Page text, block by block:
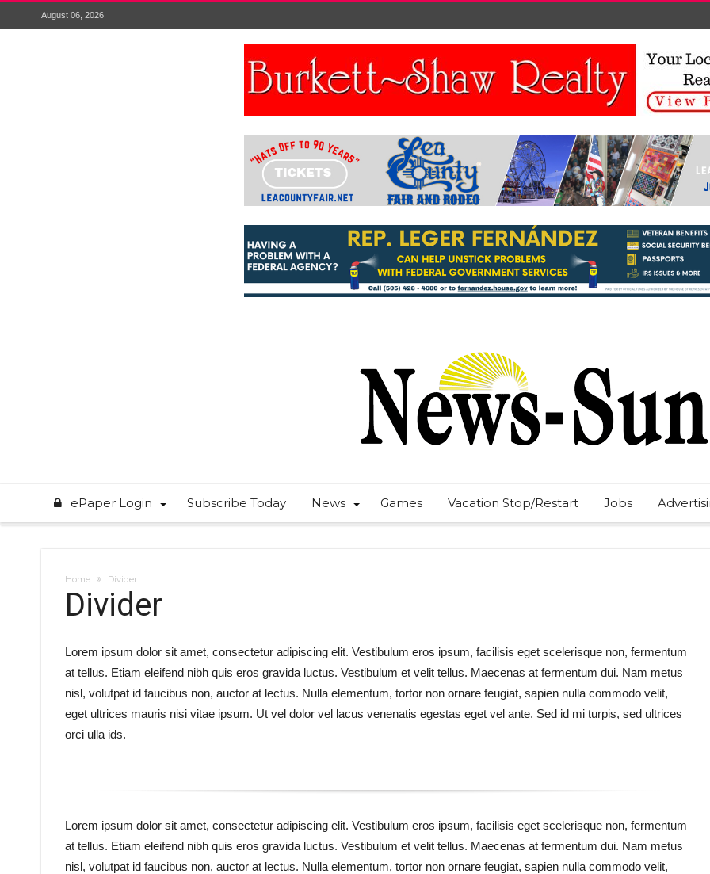
August 06, 2026
ePaper Login Subscribe Today News Games Vacation Stop/Restart Jobs
Home Divider
Divider
Lorem ipsum dolor sit amet, consectetur adipiscing elit. Vestibulum eros ipsum, facilisis eget scelerisque non, fermentum
at tellus. Etiam eleifend nibh quis eros gravida luctus. Vestibulum et velit tellus. Maecenas at fermentum dui. Nam metus
nisl, volutpat id faucibus non, auctor at lectus. Nulla elementum, tortor non ornare feugiat, sapien nulla commodo velit,
eget ultrices mauris nisi vitae ipsum. Ut vel dolor vel lacus venenatis egestas eget vel ante. Sed id mi turpis, sed ultrices
orci ulla ids.
Lorem ipsum dolor sit amet, consectetur adipiscing elit. Vestibulum eros ipsum, facilisis eget scelerisque non, fermentum
at tellus. Etiam eleifend nibh quis eros gravida luctus. Vestibulum et velit tellus. Maecenas at fermentum dui. Nam metus
nisl, volutpat id faucibus non, auctor at lectus. Nulla elementum, tortor non ornare feugiat, sapien nulla commodo velit,